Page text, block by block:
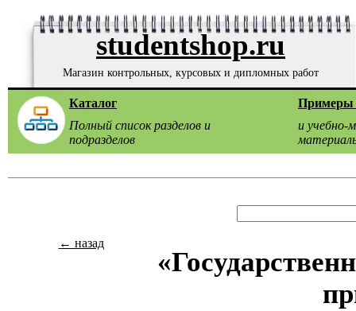
studentshop.ru
Магазин контрольных, курсовых и дипломных работ
Каталог
Полный список разделов и
подразделов
Примеры
и учебно-
← назад